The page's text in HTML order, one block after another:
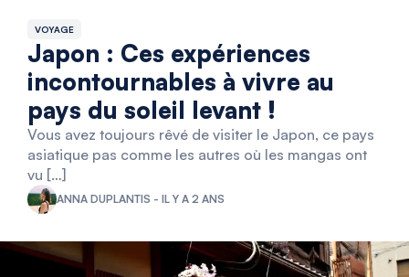
VOYAGE
Japon : Ces expériences
incontournables à vivre au
pays du soleil levant !
Vous avez toujours rêvé de visiter le Japon, ce pays
asiatique pas comme les autres où les mangas ont
vu […]
ANNA DUPLANTIS - IL Y A 2 ANS